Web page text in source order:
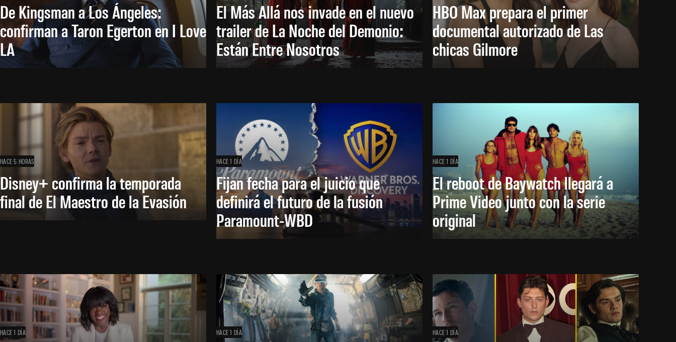
De Kingsman a Los Ángeles:
confirman a Taron Egerton en I Love
LA
El Más Allá nos invade en el nuevo
trailer de La Noche del Demonio:
Están Entre Nosotros
HBO Max prepara el primer
documental autorizado de Las
chicas Gilmore
HACE 5 HORAS
Disney+ confirma la temporada
final de El Maestro de la Evasión
HACE 1 DÍA
Fijan fecha para el juicio que
definirá el futuro de la fusión
Paramount-WBD
HACE 1 DÍA
El reboot de Baywatch llegará a
Prime Video junto con la serie
original
HACE 1 DÍA HACE 1 DÍA HACE 1 DÍA